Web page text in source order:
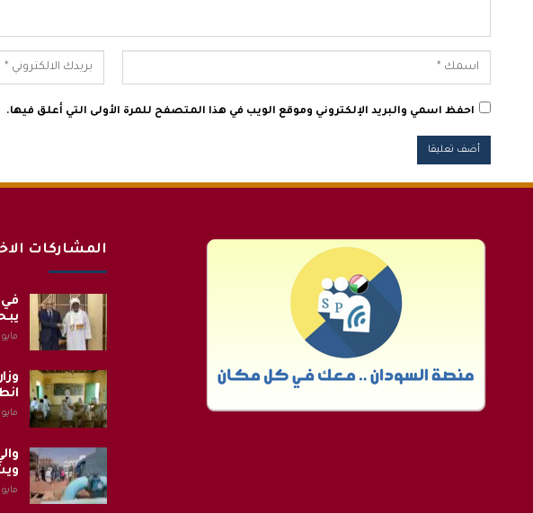
احفظ اسمي والبريد الإلكتروني وموقع الويب في هذا المتصفح للمرة الأولى التي أعلق فيها.
المشاركات
في
مايو 29, 2026
مايو 29, 2026
مايو 29, 2026